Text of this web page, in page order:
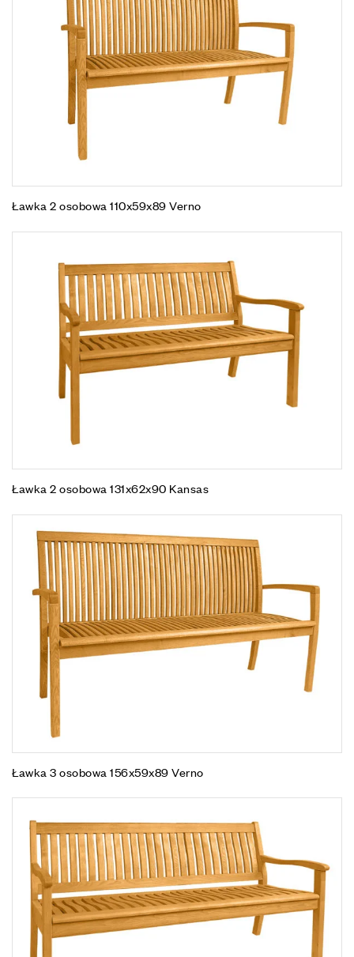
Ławka 2 osobowa 110x59x89 Verno
Ławka 2 osobowa 131x62x90 Kansas
Ławka 3 osobowa 156x59x89 Verno